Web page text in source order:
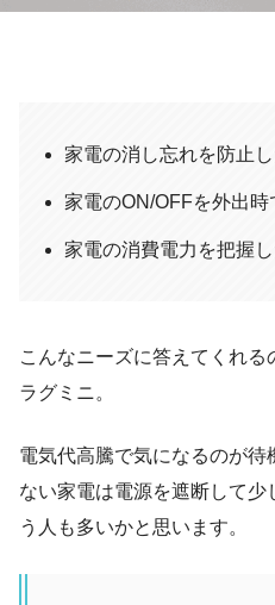
家電の消し忘れを防止
家電のON/OFFを外出
家電の消費電力を把握
こんなニーズに答えてくれ
ラグミニ。
電気代高騰で気になるのが
ない家電は電源を遮断して
う人も多いかと思います。